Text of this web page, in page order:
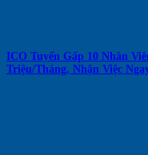
ICO Tuyển Gấp 10 Nhân
Triệu/Tháng, Nhận Việc